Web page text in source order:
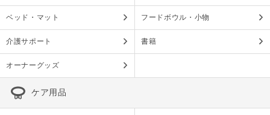
ベッド・マット フードボウル・小物
介護サポート 書籍
オーナーグッズ
ケア用品